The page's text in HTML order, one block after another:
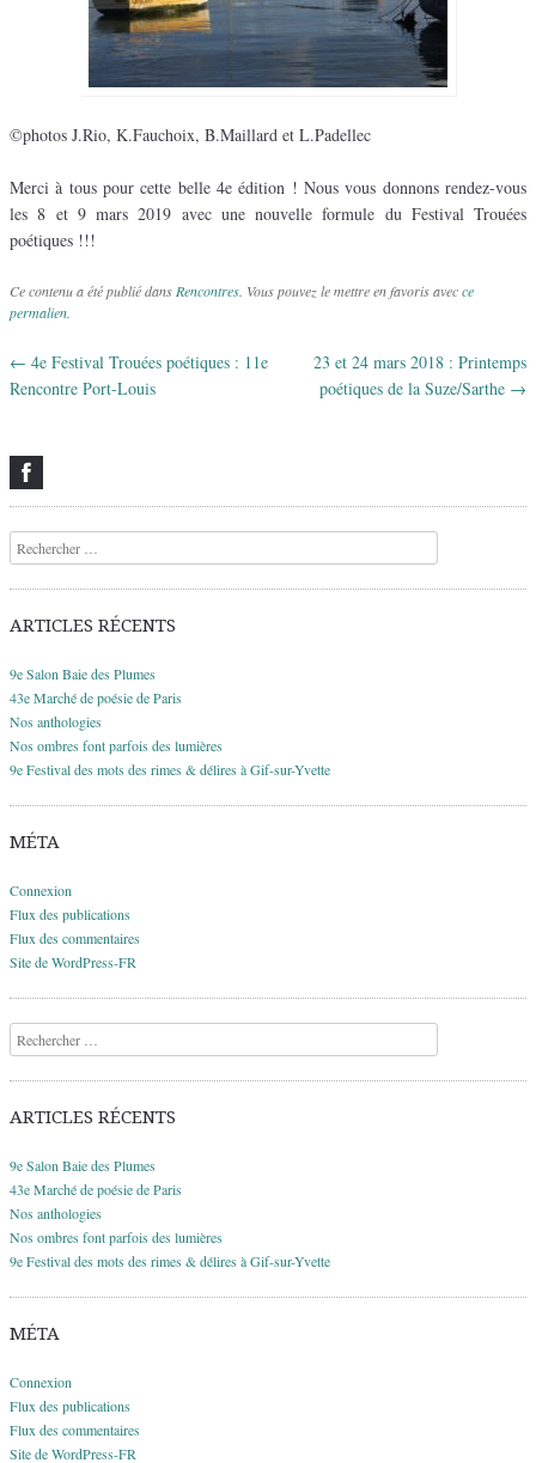
©photos J.Rio, K.Fauchoix, B.Maillard et L.Padellec
Merci à tous pour cette belle 4e édition ! Nous vous donnons rendez-vous
les 8 et 9 mars 2019 avec une nouvelle formule du Festival Trouées
poétiques !!!
Ce contenu a été publié dans Rencontres . Vous pouvez le mettre en favoris avecce
permalien
Navigation des articles
← 4e Festival Trouées poétiques : 11e
Rencontre Port-Louis
23 et 24 mars 2018 : Printemps
poétiques de la Suze/Sarthe →
Recherche
ARTICLES RÉCENTS
9e Salon Baie des Plumes
43e Marché de poésie de Paris
Nos anthologies
Nos ombres font parfois des lumières
9e Festival des mots des rimes & délires à Gif-sur-Yvette
MÉTA
Connexion
Flux des publications
Flux des commentaires
Site de WordPress-FR
Recherche
ARTICLES RÉCENTS
9e Salon Baie des Plumes
43e Marché de poésie de Paris
Nos anthologies
Nos ombres font parfois des lumières
9e Festival des mots des rimes & délires à Gif-sur-Yvette
MÉTA
Connexion
Flux des publications
Flux des commentaires
Site de WordPress-FR